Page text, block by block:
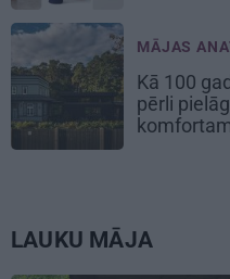
MĀJAS
Kā 100
pērli
LAUKU MĀJA